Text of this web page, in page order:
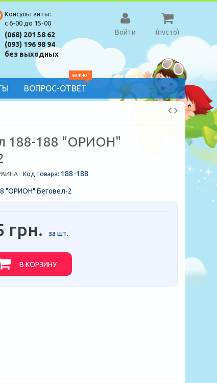
(пусто)
Войти
Консультанты:
с 6-00 до 15-00
(068) 201 58 62
(093) 196 98 94
без выходных
ВОПРОС-ОТВЕТ
важно!
188-188 "ОРИОН"
Код товара: 188-188
"ОРИОН" Беговел-2
грн. за шт.
В КОРЗИНУ